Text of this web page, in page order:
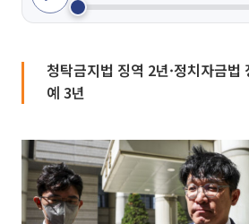
청탁금지법 징역 2년·정치자금
예 3년